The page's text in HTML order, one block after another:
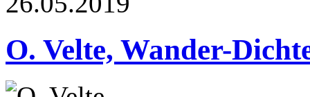
O. Velte, Wander-